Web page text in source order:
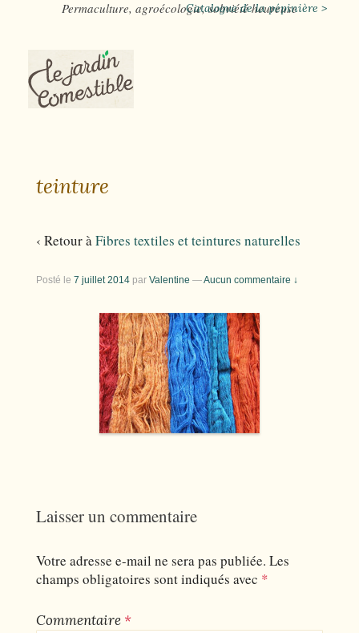
Permaculture, agroécologie, sobriété heureuse
Catalogue de la pépinière >
teinture
‹ Retour àFibres textiles et teintures naturelles
Posté le 7 juillet 2014 par Valentine —Aucun commentaire ↓
Laisser un commentaire
Votre adresse e-mail ne sera pas publiée. Les
champs obligatoires sont indiqués avec *
Commentaire *